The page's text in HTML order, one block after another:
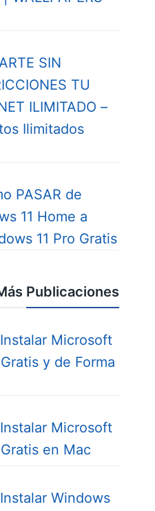
SIN
TU
ILIMITADO –
Ilimitados
PASAR de
11 Home a
11 Pro Gratis
Publicaciones
Microsoft
y de Forma
Microsoft
en Mac
Windows